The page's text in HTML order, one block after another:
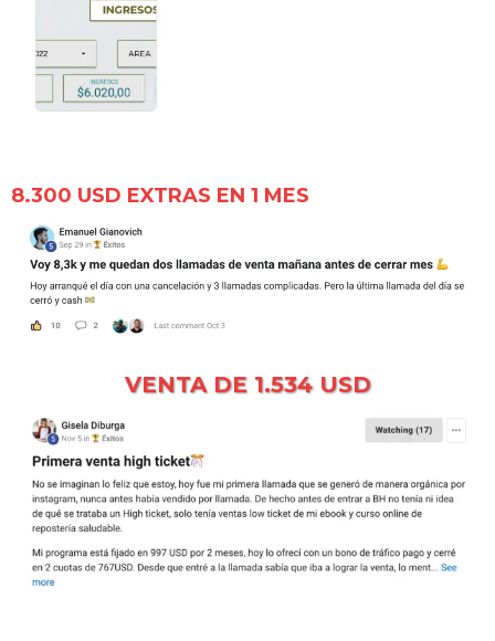
8.300 USD EXTRAS EN 1 MES
VENTA DE 1.534 USD